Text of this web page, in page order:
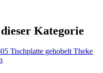
Kategorie